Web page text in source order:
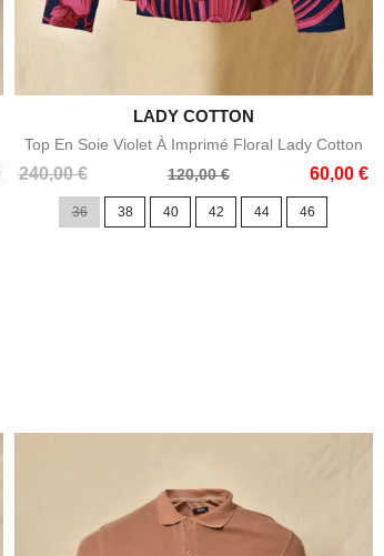
Aperçu rapide
LADY COTTON
Top En Soie Violet À Imprimé Floral Lady Cotton
240,00 €
Prix
120,00 € 60,00 €
Prix
36 38 40 42 44 46